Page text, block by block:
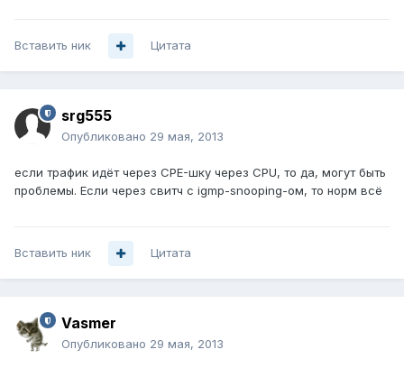
Вставить ник Цитата
srg555
Опубликовано 29 мая, 2013
если трафик идёт через CPE-шку через CPU, то да, могут быть
проблемы. Если через свитч с igmp-snooping-ом, то норм всё
Вставить ник Цитата
Vasmer
Опубликовано 29 мая, 2013